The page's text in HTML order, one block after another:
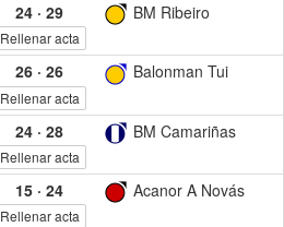
24· 29 BM Ribeiro
Rellenar acta
26· 26 Balonman Tui
Rellenar acta
24· 28 BM Camariñas
Rellenar acta
15· 24 Acanor A Novás
Rellenar acta